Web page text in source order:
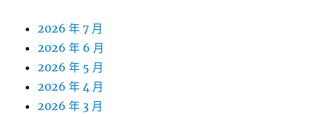
2026 年 7 月
2026 年 6 月
2026 年 5 月
2026 年 4 月
2026 年 3 月